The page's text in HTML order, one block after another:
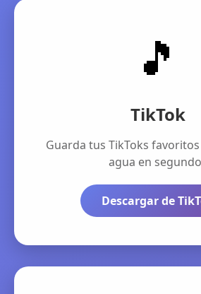
🎵
TikTok
Guarda tus TikToks
agua en
Descargar de